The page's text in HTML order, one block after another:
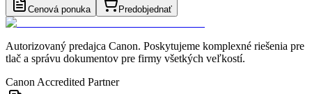
Cenová ponuka Predobjednať
Autorizovaný predajca Canon. Poskytujeme komplexné riešenia pre
tlač a správu dokumentov pre firmy všetkých veľkostí.
Canon Accredited Partner